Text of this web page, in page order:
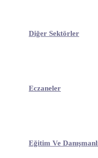
Diğer Sektörler
Eczaneler
Eğitim Ve